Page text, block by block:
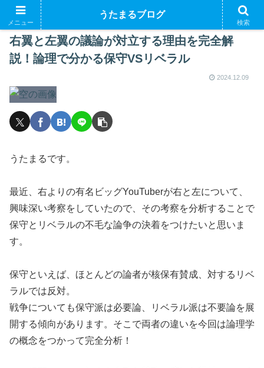
右翼と左翼の議論が対立する理由を完全解
説！論理で分かる保守VSリベラル
2024.12.09
うたまるです。
最近、右よりの有名ビッグYouTuberが右と左について、
興味深い考察をしていたので、その考察を分析することで
保守とリベラルの不毛な論争の決着をつけたいと思いま
す。
保守といえば、ほとんどの論者が核保有賛成、対するリベ
ラルでは反対。
戦争についても保守派は必要論、リベラル派は不要論を展
開する傾向があります。そこで両者の違いを今回は論理学
の概念をつかって完全分析！
メニュー
うたまるブログ
検索